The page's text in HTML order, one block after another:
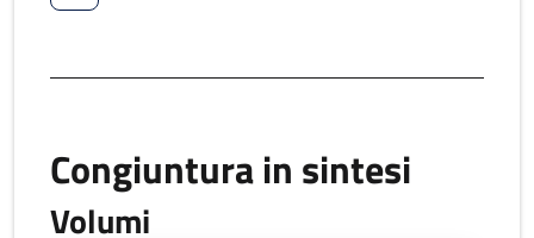
Congiuntura in sintesi
Volumi